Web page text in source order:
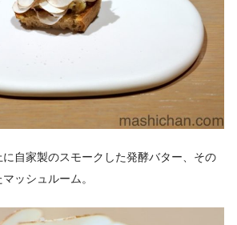
自家製のスモークした発酵バター、その
ッシュルーム。